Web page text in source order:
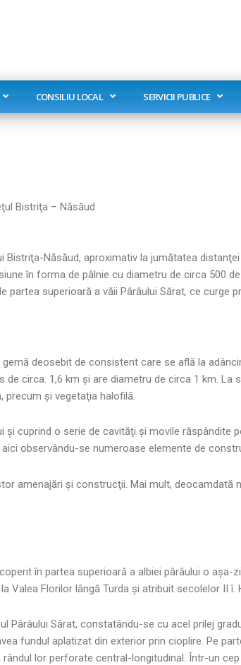
CONSILIU LOCAL SERVICII PUBLICE
Bistriţa – Năsăud
Bistriţa-Năsăud, aproximativ la jumătatea
în forma de pâlnie cu diametru de circa 500
partea superioară a văii Pârâului Sărat, ce curge
deosebit de consistent care se află la
circa. 1,6 km şi are diametru de circa 1 km.
precum şi vegetaţia halofilă.
cuprind o serie de cavităţi şi movile răspândite
observându-se numeroase elemente de
amenajări şi construcţii. Mai mult,
în partea superioară a albiei pârâului o
Florilor lângă Turda şi atribuit secolelor II î.
Pârâului Sărat, constatându-se cu acel prilej
fundul aplatizat din exterior prin cioplire. Pe
rândul lor perforate central-longitudinal. Într-un